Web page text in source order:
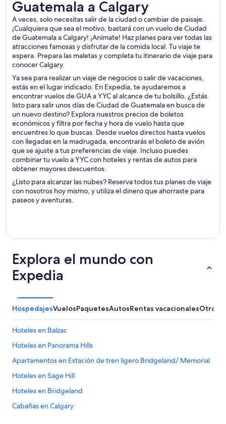
Guatemala a Calgary
A veces, solo necesitas salir de la ciudad o cambiar de paisaje.
¡Cualquiera que sea el motivo, bastará con un vuelo de Ciudad
de Guatemala a Calgary! ¡Anímate! Haz planes para ver todas las
atracciones famosas y disfrutar de la comida local. Tu viaje te
espera. Prepara las maletas y completa tu itinerario de viaje para
conocer Calgary.
Ya sea para realizar un viaje de negocios o salir de vacaciones,
estás en el lugar indicado. En Expedia, te ayudaremos a
encontrar vuelos de GUA a YYC al alcance de tu bolsillo. ¿Estás
listo para salir unos días de Ciudad de Guatemala en busca de
un nuevo destino? Explora nuestros precios de boletos
económicos y filtra por fecha y hora de vuelo hasta que
encuentres lo que buscas. Desde vuelos directos hasta vuelos
con llegadas en la madrugada, encontrarás el boleto de avión
que se ajuste a tus preferencias de viaje. Incluso puedes
combinar tu vuelo a YYC con hoteles y rentas de autos para
obtener mayores descuentos.
¿Listo para alcanzar las nubes? Reserva todos tus planes de viaje
con nosotros hoy mismo, y utiliza el dinero que ahorraste para
paseos y aventuras.
Explora el mundo con
Expedia
HospedajesVuelosPaquetesAutosRentas vacacionalesOtros
Hoteles en Balzac
Hoteles en Panorama Hills
Apartamentos en Estación de tren ligero Bridgeland/ Memorial
Hoteles en Sage Hill
Hoteles en Bridgeland
Cabañas en Calgary